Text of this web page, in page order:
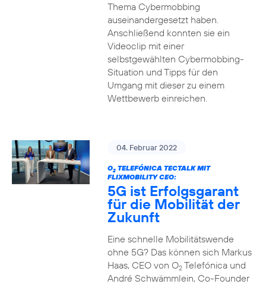
Thema Cybermobbing
auseinandergesetzt haben.
Anschließend konnten sie ein
Videoclip mit einer
selbstgewählten Cybermobbing-
Situation und Tipps für den
Umgang mit dieser zu einem
Wettbewerb einreichen.
04. Februar 2022
O2TELEFÓNICA TECTALK MIT
FLIXMOBILITY CEO:
5G ist Erfolgsgarant
für die Mobilität der
Zukunft
Eine schnelle Mobilitätswende
ohne 5G? Das können sich Markus
Haas, CEO von O2Telefónica und
André Schwämmlein, Co-Founder